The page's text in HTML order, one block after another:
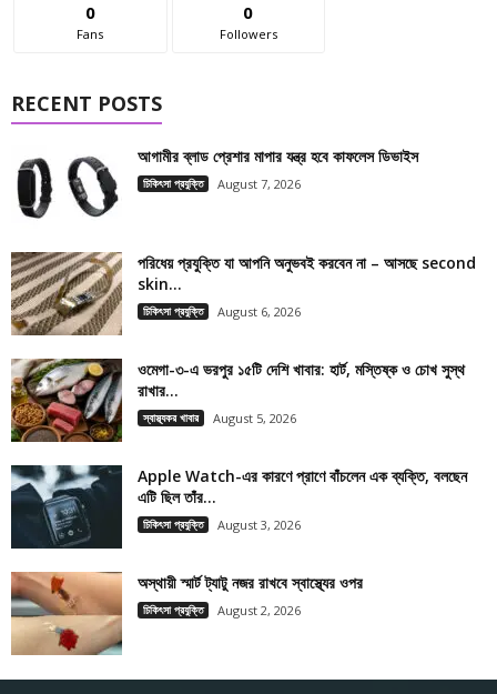
0
Fans
0
Followers
RECENT POSTS
আগামীর ব্লাড প্রেশার মাপার যন্ত্র হবে কাফলেস ডিভাইস
চিকিৎসা প্রযুক্তি August 7, 2026
পরিধেয় প্রযুক্তি যা আপনি অনুভবই করবেন না – আসছে second
skin...
চিকিৎসা প্রযুক্তি August 6, 2026
ওমেগা-৩-এ ভরপুর ১৫টি দেশি খাবার: হার্ট, মস্তিষ্ক ও চোখ সুস্থ
রাখার...
স্বাস্থ্যকর খাবার August 5, 2026
Apple Watch-এর কারণে প্রাণে বাঁচলেন এক ব্যক্তি, বলছেন
এটি ছিল তাঁর...
চিকিৎসা প্রযুক্তি August 3, 2026
অস্থায়ী স্মার্ট ট্যাটু নজর রাখবে স্বাস্থ্যের ওপর
চিকিৎসা প্রযুক্তি August 2, 2026